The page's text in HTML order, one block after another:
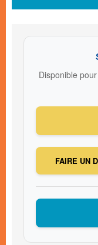
Disponible
FAIRE UN